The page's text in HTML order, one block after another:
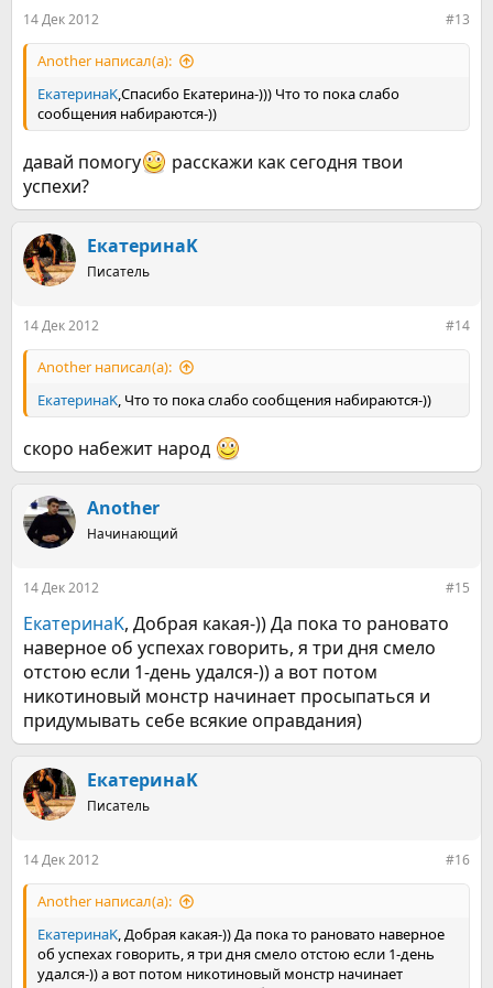
14 Дек 2012 #13
Another написал(а):
ЕкатеринаK,Спасибо Екатерина-))) Что то пока слабо
сообщения набираются-))
давай помогу
расскажи как сегодня твои
успехи?
ЕкатеринаK
Писатель
14 Дек 2012 #14
Another написал(а):
ЕкатеринаK, Что то пока слабо сообщения набираются-))
скоро набежит народ
Another
Начинающий
14 Дек 2012 #15
ЕкатеринаK, Добрая какая-)) Да пока то рановато
наверное об успехах говорить, я три дня смело
отстою если 1-день удался-)) а вот потом
никотиновый монстр начинает просыпаться и
придумывать себе всякие оправдания)
ЕкатеринаK
Писатель
14 Дек 2012 #16
Another написал(а):
ЕкатеринаK, Добрая какая-)) Да пока то рановато наверное
об успехах говорить, я три дня смело отстою если 1-день
удался-)) а вот потом никотиновый монстр начинает